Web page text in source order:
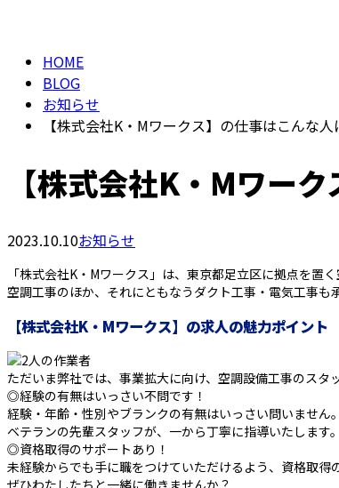
HOME
BLOG
お知らせ
【株式会社K・Mワークス】の仕事はこんな人
【株式会社K・Mワー
2023.10.10お知らせ
「株式会社K・Mワークス」は、東京都足立区に拠点を置く
空調工事のほか、それにともなうダクト工事・電気工事も
【株式会社K・Mワークス】の求人の魅力ポイント
ただいま弊社では、事業拡大に向け、空調設備工事のスタ
◎経験の有無はいっさい不問です！
経験・年齢・性別やブランクの有無はいっさい問いません。
ベテランの先輩スタッフが、一から丁寧に指導いたします。
◎資格取得のサポートあり！
未経験からでも手に職をつけていただけるよう、資格取得